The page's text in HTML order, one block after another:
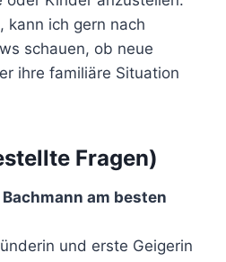
kann ich gern nach
schauen, ob neue
ihre familiäre Situation
Fragen)
am besten
und erste Geigerin